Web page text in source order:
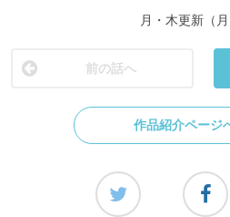
月・木更新（月
前の話へ
作品紹介ページ